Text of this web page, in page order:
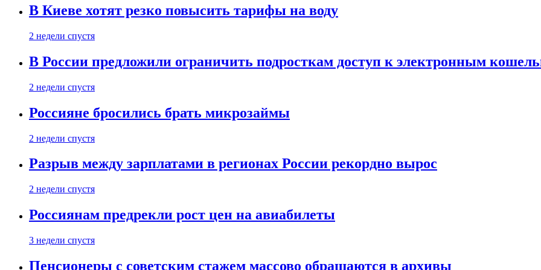
В Киеве хотят резко повысить тарифы на воду
2 недели спустя
В России предложили ограничить подросткам доступ к электронным
2 недели спустя
Россияне бросились брать микрозаймы
2 недели спустя
Разрыв между зарплатами в регионах России рекордно вырос
2 недели спустя
Россиянам предрекли рост цен на авиабилеты
3 недели спустя
Пенсионеры с советским стажем массово обращаются в архивы